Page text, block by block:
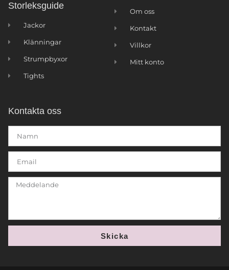
Storleksguide
Jackor
Klänningar
Strumpbyxor
Tights
Om oss
Kontakt
Villkor
Mitt konto
Kontakta oss
Skicka